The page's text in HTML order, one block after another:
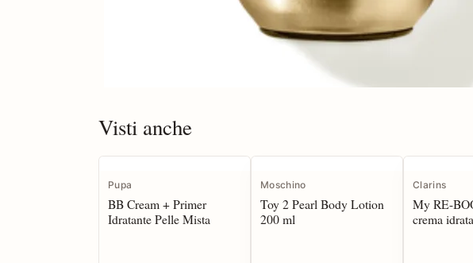
Visti anche
Pupa
BB Cream + Primer
Idratante Pelle Mista
Moschino
Toy 2 Pearl Body Lotion
200 ml
Clarins
My RE-
crema